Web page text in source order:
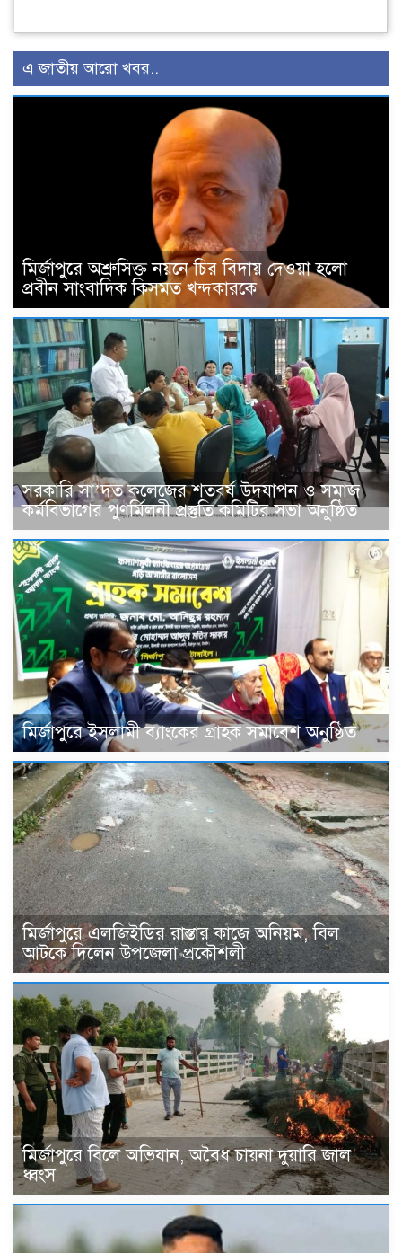
এ জাতীয় আরো খবর..
মির্জাপুরে অশ্রুসিক্ত নয়নে চির বিদায় দেওয়া হলো
প্রবীন সাংবাদিক কিসমত খন্দকারকে
সরকারি সা’দত কলেজের শতবর্ষ উদযাপন ও সমাজ
কর্মবিভাগের পুণর্মিলনী প্রস্তুতি কমিটির সভা অনুষ্ঠিত
মির্জাপুরে ইসলামী ব্যাংকের গ্রাহক সমাবেশ অনুষ্ঠিত
মির্জাপুরে এলজিইডির রাস্তার কাজে অনিয়ম, বিল
আটকে দিলেন উপজেলা প্রকৌশলী
মির্জাপুরে বিলে অভিযান, অবৈধ চায়না দুয়ারি জাল
ধ্বংস